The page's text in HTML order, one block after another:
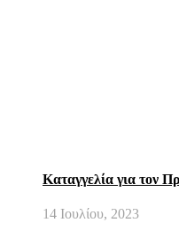
Καταγγελία για τον
14 Ιουλίου, 2023